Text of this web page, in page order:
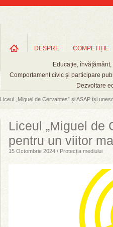
DESPRE COMPETIȚIE
Educație,
Comportament civic şi participare
Dezvoltare
Liceul „Miguel de Cervantes” și ASAP își
Liceul „Miguel de
pentru un viitor
15 Octombrie 2024 / Protecția mediului